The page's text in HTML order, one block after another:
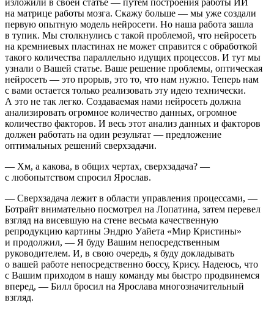
на матрице работы мозга. Скажу больше — мы уже создали
первую опытную модель нейросети. Но наша работа зашла
в тупик. Мы столкнулись с такой проблемой, что нейросеть
на кремниевых пластинах не может справится с обработкой
такого количества параллельно идущих процессов. И тут мы
узнали о Вашей статье. Ваше решение проблемы, оптическая
нейросеть — это прорыв, это то, что нам нужно. Теперь нам
с вами остается только реализовать эту идею технически.
А это не так легко. Создаваемая нами нейросеть должна
анализировать огромное количество данных, огромное
количество факторов. И весь этот анализ данных и факторов
должен работать на один результат — предложение
оптимальных решений сверхзадачи.
— Хм, а какова, в общих чертах, сверхзадача? —
с любопытством спросил Ярослав.
— Сверхзадача лежит в области управления процессами, —
Ботрайт внимательно посмотрел на Лопатина, затем перевел
взгляд на висевшую на стене весьма качественную
репродукцию картины Эндрю Уайета «Мир Кристины»
и продолжил, — Я буду Вашим непосредственным
руководителем. И, в свою очередь, я буду докладывать
о вашей работе непосредственно боссу, Крису. Надеюсь, что
с Вашим приходом в нашу команду мы быстро продвинемся
вперед, — Билл бросил на Ярослава многозначительный
взгляд.